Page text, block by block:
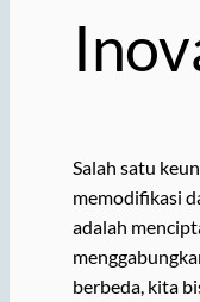
Salah satu
memodifikasi
adalah
berbeda, kita